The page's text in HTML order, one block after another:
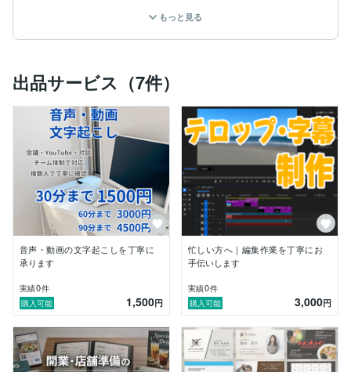
・オリジナルキャラクター制作
・デフォルメ（SD）イラスト
【デザイン制作】
・名刺デザイン
・広告デザイン
・ロゴデザイン
【SNSマーケティング】
・Instagram運用代行
・TikTok運用代行
「伝わりやすさ」「使いやすさ」「目的に合った表現」
を大切に、一つひとつ丁寧な制作・対応を心がけていま
す。
チーム体制を活かし、必要に応じて複数人で確認を行い
ながら、品質向上に努めています。
まだ実績は多くありませんが
その分ご要望を丁寧にヒアリングし、柔軟かつ誠実な対
応を大切にしております。
もっと見る
出品サービス（7件）
音声・動画の文字起こしを丁寧に
承ります
実績0件
購入可能
1,500円
忙しい方へ｜編集作業を丁寧にお
手伝いします
実績0件
購入可能
3,000円